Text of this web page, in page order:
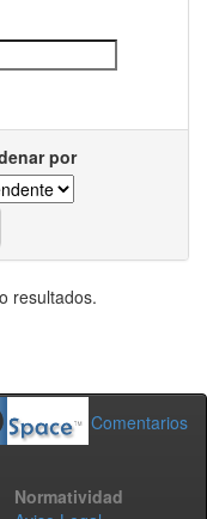
por
resultados.
Comentarios
Normatividad